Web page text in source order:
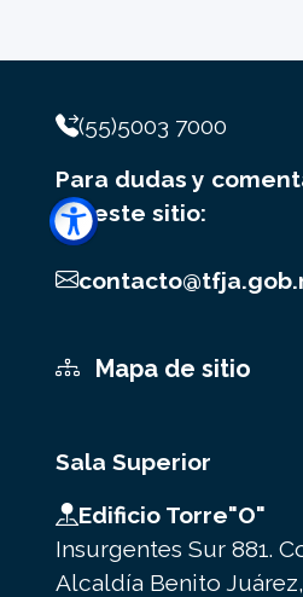
(55)5003 7000
Para dudas y
de este sitio:
Mapa de sitio
Sala Superior
Edificio Torre"O"
Insurgentes Sur 881.
Alcaldía Benito Juárez,